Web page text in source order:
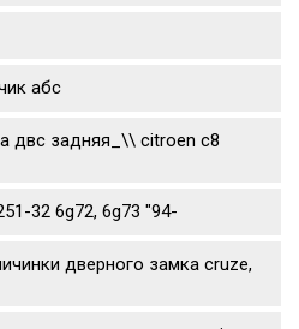
абс
двс задняя_\\ citroen c8
32 6g72, 6g73 "94-
дверного замка cruze,